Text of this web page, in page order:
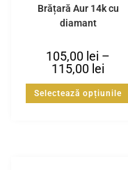
Brățară Aur 14k cu
diamant
105,00 lei –
115,00 lei
Selectează opțiunile